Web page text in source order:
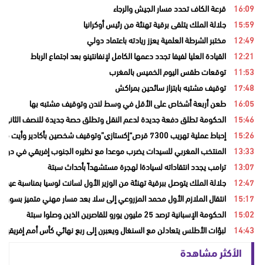
16:09 قرعة الكاف تحدد مسار الجيش والرجاء
15:59 جلالة الملك يتلقى برقية تهنئة من رئيس أوكرانيا
12:49 مختبر الشرطة العلمية يعزز ريادته باعتماد دولي
12:21 القيادة العليا لفيفا تجدد دعمها الكامل لإنفانتينو بعد اجتماع الرباط
11:53 توقعات طقس اليوم الخميس بالمغرب
17:48 توقيف مشتبه بابتزاز سائحين بمراكش
16:05 طعن أربعة أشخاص على الأقل في وسط لندن وتوقيف مشتبه بها
15:46 الحكومة تطلق دفعة جديدة لدعم النقل وتطلق حصة جديدة للنصف الثاني
15:26 إحباط عملية تهريب 7300 قرص“إكستازي”وتوقيف شخصين بأكادير وأيت ملول
13:33 المنتخب المغربي للسيدات يضرب موعدا مع نظيره الجنوب إفريقي في دور
13:07 ترامب يجدد انتقاداته لسيادةا لهجرة مستشهداً بأحداث سبتة
12:47 جلالة الملك يتوصل ببرقية تهنئة من الوزير الأول لسانت لوسيا بمناسبة
15:17 انتقال الملازم الأول محمد المزروعي إلى سلا بعد مسار مهني متميز بسوق
15:02 الحكومة الإسبانية ترصد 25 مليون يورو للقاصرين الذين وصلوا سبتة
14:43 لبؤات الأطلس يتعادلن مع السنغال ويعبرن إلى ربع نهائي كأس أمم إفريقيا
الأكثر مشاهدة